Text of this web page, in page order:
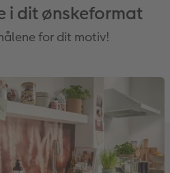
i dit ønskeformat
for dit motiv!